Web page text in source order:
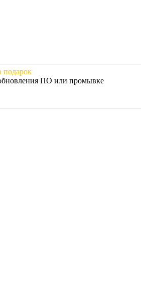
подарок
ПО или промывке